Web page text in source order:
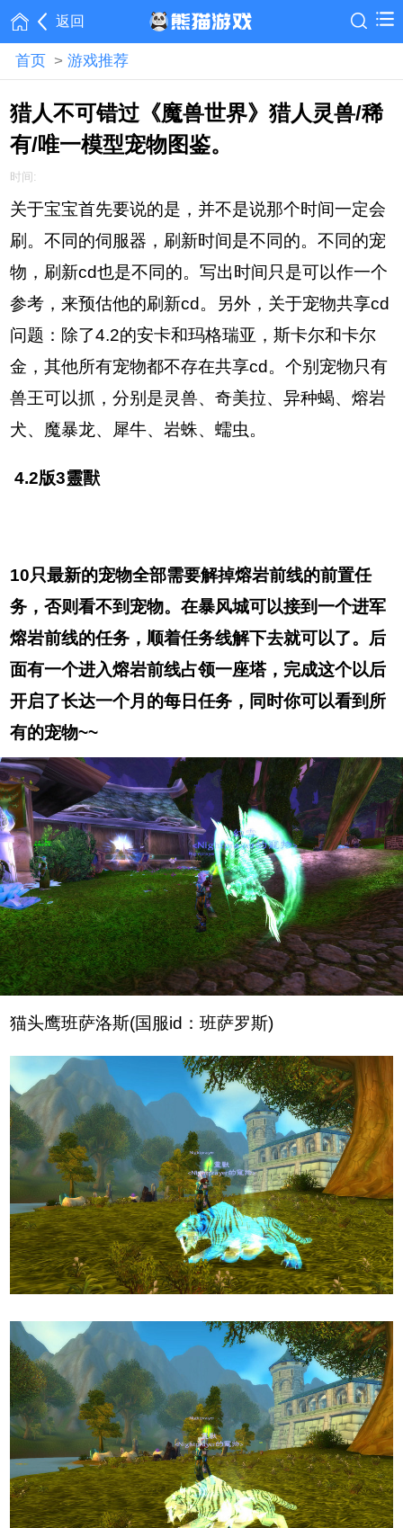
返回
首页 > 游戏推荐
猎人不可错过《魔兽世界》猎人灵兽/稀
有/唯一模型宠物图鉴。
时间:
关于宝宝首先要说的是，并不是说那个时间一定会
刷。不同的伺服器，刷新时间是不同的。不同的宠
物，刷新cd也是不同的。写出时间只是可以作一个
参考，来预估他的刷新cd。另外，关于宠物共享cd
问题：除了4.2的安卡和玛格瑞亚，斯卡尔和卡尔
金，其他所有宠物都不存在共享cd。个别宠物只有
兽王可以抓，分别是灵兽、奇美拉、异种蝎、熔岩
犬、魔暴龙、犀牛、岩蛛、蠕虫。
4.2版3靈獸
10只最新的宠物全部需要解掉熔岩前线的前置任
务，否则看不到宠物。在暴风城可以接到一个进军
熔岩前线的任务，顺着任务线解下去就可以了。后
面有一个进入熔岩前线占领一座塔，完成这个以后
开启了长达一个月的每日任务，同时你可以看到所
有的宠物~~
猫头鹰班萨洛斯(国服id：班萨罗斯)